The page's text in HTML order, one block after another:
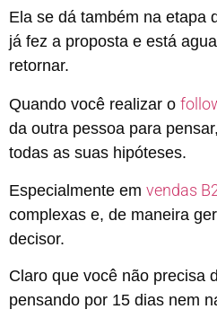
Ela se dá também na etapa
já fez a proposta e está
retornar.
Quando você realizar o
da outra pessoa para
todas as suas hipóteses.
Especialmente em vendas
complexas e, de maneira
decisor.
Claro que você não precisa
pensando por 15 dias nem